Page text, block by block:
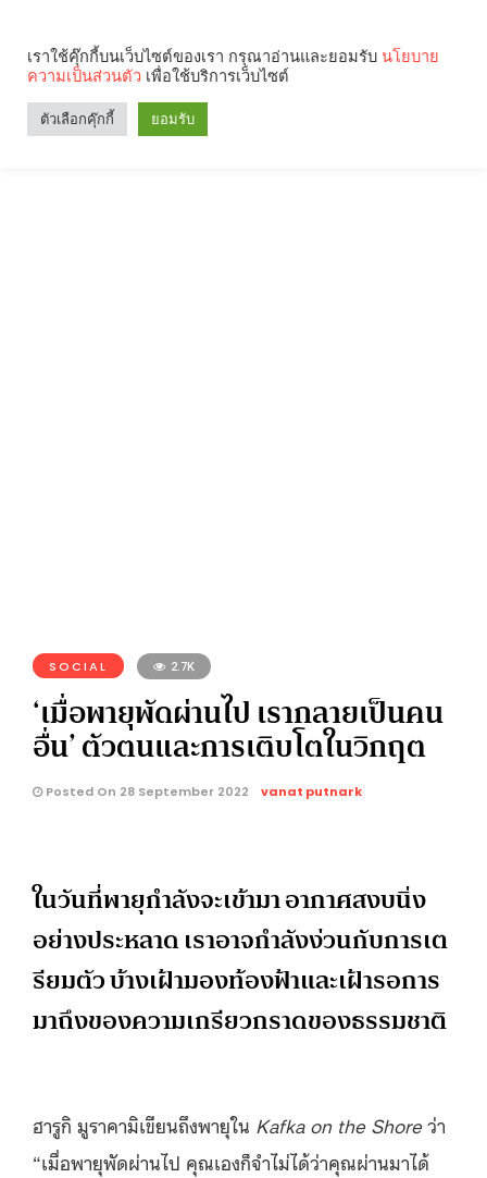
SOCIAL 2.7K
‘เมื่อพายุพัดผ่านไป เรากลายเป็นคน
อื่น’ ตัวตนและการเติบโตในวิกฤต
Posted On 28 September 2022 vanat putnark
ในวันที่พายุกำลังจะเข้ามา อากาศสงบนิ่ง
อย่างประหลาด เราอาจกำลังง่วนกับการเต
รียมตัว บ้างเฝ้ามองท้องฟ้าและเฝ้ารอการ
มาถึงของความเกรียวกราดของธรรมชาติ
ฮารูกิ มูราคามิเขียนถึงพายุใน Kafka on the Shore ว่า
“เมื่อพายุพัดผ่านไป คุณเองก็จำไม่ได้ว่าคุณผ่านมาได้
เราใช้คุ๊กกี้บนเว็บไซต์ของเรา กรุณาอ่านและยอมรับ นโยบาย
ความเป็นส่วนตัว เพื่อใช้บริการเว็บไซต์
ตัวเลือกคุ๊กกี้ ยอมรับ